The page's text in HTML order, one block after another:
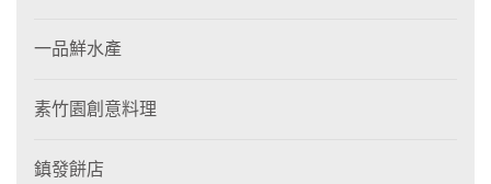
一品鮮水產
素竹園創意料理
鎮發餅店